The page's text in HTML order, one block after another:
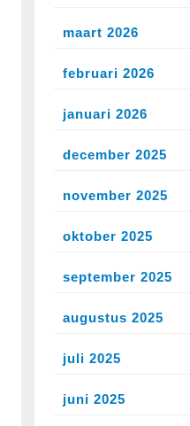
maart 2026
februari 2026
januari 2026
december 2025
november 2025
oktober 2025
september 2025
augustus 2025
juli 2025
juni 2025